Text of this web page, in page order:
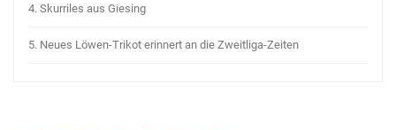
4. Skurriles aus Giesing
5. Neues Löwen-Trikot erinnert an die Zweitliga-Zeiten